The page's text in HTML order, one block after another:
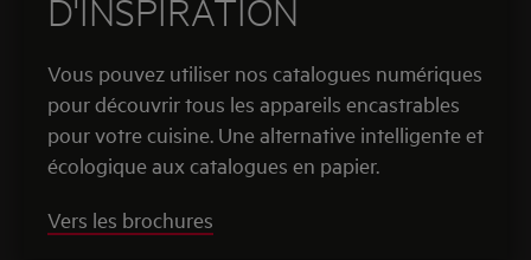
D'INSPIRATION
Vous pouvez utiliser nos catalogues numériques
pour découvrir tous les appareils encastrables
pour votre cuisine. Une alternative intelligente et
écologique aux catalogues en papier.
Vers les brochures